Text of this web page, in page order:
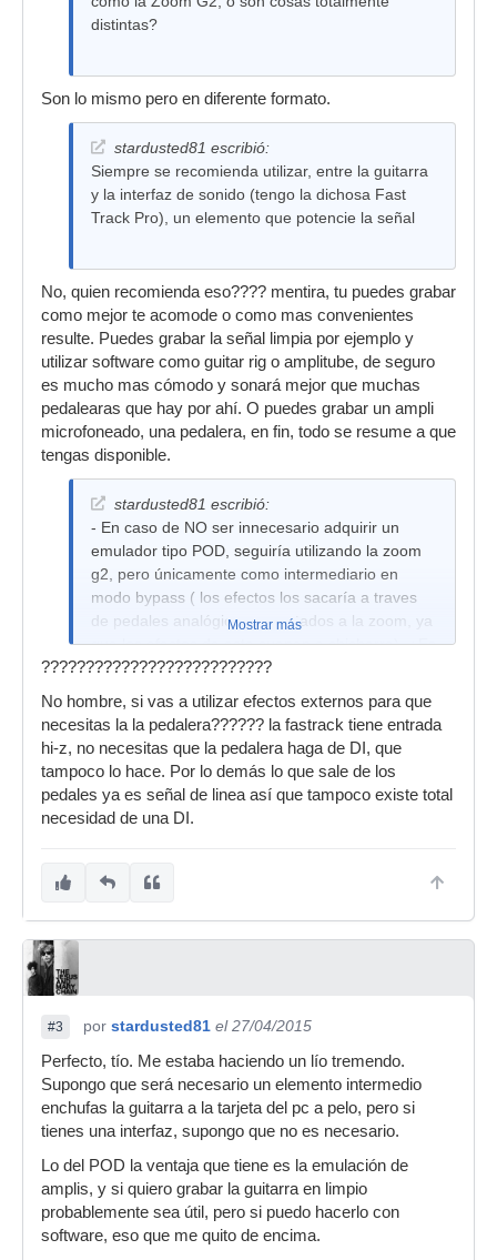
distintas?
Son lo mismo pero en diferente formato.
stardusted81 escribió:
Siempre se recomienda utilizar, entre la guitarra
y la interfaz de sonido (tengo la dichosa Fast
Track Pro), un elemento que potencie la señal
No, quien recomienda eso???? mentira, tu puedes grabar
como mejor te acomode o como mas convenientes
resulte. Puedes grabar la señal limpia por ejemplo y
utilizar software como guitar rig o amplitube, de seguro
es mucho mas cómodo y sonará mejor que muchas
pedalearas que hay por ahí. O puedes grabar un ampli
microfoneado, una pedalera, en fin, todo se resume a que
tengas disponible.
stardusted81 escribió:
- En caso de NO ser innecesario adquirir un
emulador tipo POD, seguiría utilizando la zoom
g2, pero únicamente como intermediario en
modo bypass ( los efectos los sacaría a traves
de pedales analógicos conectados a la zoom, ya
que los efectos de esta suenan a chicharra). ¿Es
esto posible? Supongo que si la respuesta es sí,
caja de inyección. Sería : guitarra > pedales>
zoom g2 en by pass > fast track pro
Mostrar más
??????????????????????????
No hombre, si vas a utilizar efectos externos para que
necesitas la la pedalera?????? la fastrack tiene entrada
hi-z, no necesitas que la pedalera haga de DI, que
tampoco lo hace. Por lo demás lo que sale de los
pedales ya es señal de linea así que tampoco existe total
necesidad de una DI.
#3 por stardusted81 el 27/04/2015
Perfecto, tío. Me estaba haciendo un lío tremendo.
Supongo que será necesario un elemento intermedio
enchufas la guitarra a la tarjeta del pc a pelo, pero si
tienes una interfaz, supongo que no es necesario.
Lo del POD la ventaja que tiene es la emulación de
amplis, y si quiero grabar la guitarra en limpio
probablemente sea útil, pero si puedo hacerlo con
software, eso que me quito de encima.